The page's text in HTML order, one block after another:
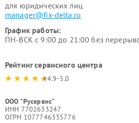
для юридических лиц
manager@fix-delta.ru
График работы:
ПН-ВСК с 9:00 до 21:00 без
Рейтинг сервисного центра
4.9-5.0
ООО "Русервис"
ИНН 7702633247
ОГРН 1077746335776